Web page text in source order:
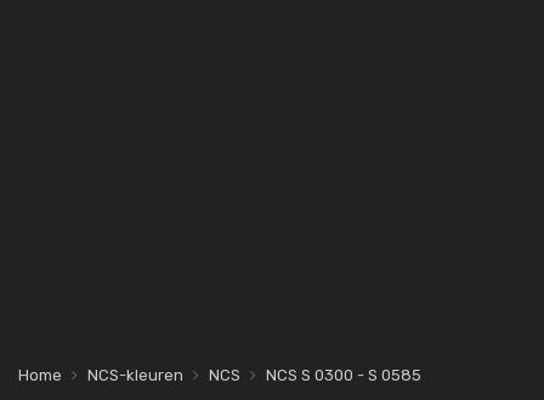
Home NCS-kleuren NCS NCS S 0300 - S 0585